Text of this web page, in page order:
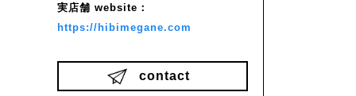
実店舗 website：
https://hibimegane.com
contact